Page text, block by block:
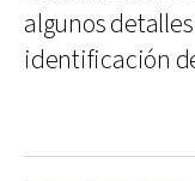
algunos
identificación